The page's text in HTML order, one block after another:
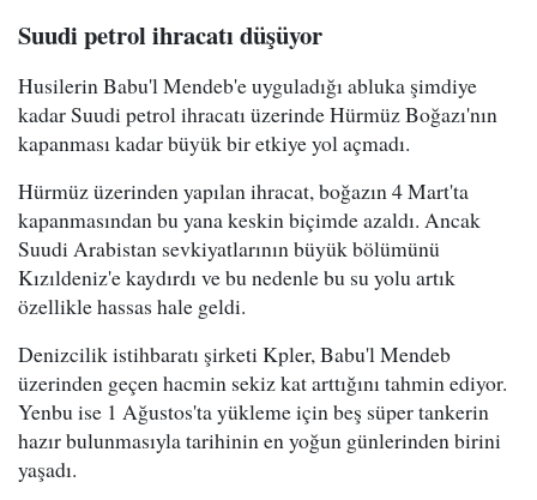
Suudi petrol ihracatı düşüyor
Husilerin Babu'l Mendeb'e uyguladığı abluka şimdiye
kadar Suudi petrol ihracatı üzerinde Hürmüz Boğazı'nın
kapanması kadar büyük bir etkiye yol açmadı.
Hürmüz üzerinden yapılan ihracat, boğazın 4 Mart'ta
kapanmasından bu yana keskin biçimde azaldı. Ancak
Suudi Arabistan sevkiyatlarının büyük bölümünü
Kızıldeniz'e kaydırdı ve bu nedenle bu su yolu artık
özellikle hassas hale geldi.
Denizcilik istihbaratı şirketi Kpler, Babu'l Mendeb
üzerinden geçen hacmin sekiz kat arttığını tahmin ediyor.
Yenbu ise 1 Ağustos'ta yükleme için beş süper tankerin
hazır bulunmasıyla tarihinin en yoğun günlerinden birini
yaşadı.